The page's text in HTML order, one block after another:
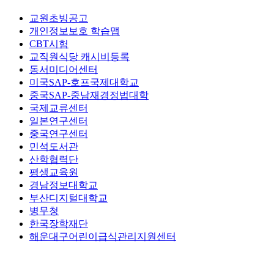
교원초빙공고
개인정보보호 학습맵
CBT시험
교직원식당 캐시비등록
동서미디어센터
미국SAP-호프국제대학교
중국SAP-중남재경정법대학
국제교류센터
일본연구센터
중국연구센터
민석도서관
산학협력단
평생교육원
경남정보대학교
부산디지털대학교
병무청
한국장학재단
해운대구어린이급식관리지원센터